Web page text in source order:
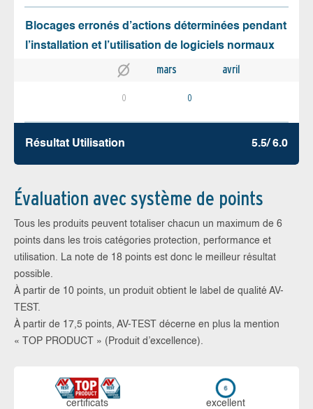
Blocages erronés d’actions déterminées pendant
l’installation et l’utilisation de logiciels normaux
mars avril
0 0
Résultat Utilisation 5.5/ 6.0
Évaluation avec système de points
Tous les produits peuvent totaliser chacun un maximum de 6
points dans les trois catégories protection, performance et
utilisation. La note de 18 points est donc le meilleur résultat
possible.
À partir de 10 points, un produit obtient le label de qualité AV-
TEST.
À partir de 17,5 points, AV-TEST décerne en plus la mention
« TOP PRODUCT » (Produit d’excellence).
certi­ficats ex­cellent